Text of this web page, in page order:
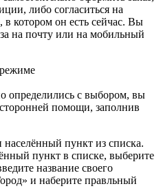
либо согласиться на
в котором он есть сейчас. Вы
на почту или на мобильный
определились с выбором, вы
помощи, заполнив
населённый пункт из списка.
пункт в списке, выберите
название своего
и наберите правльный